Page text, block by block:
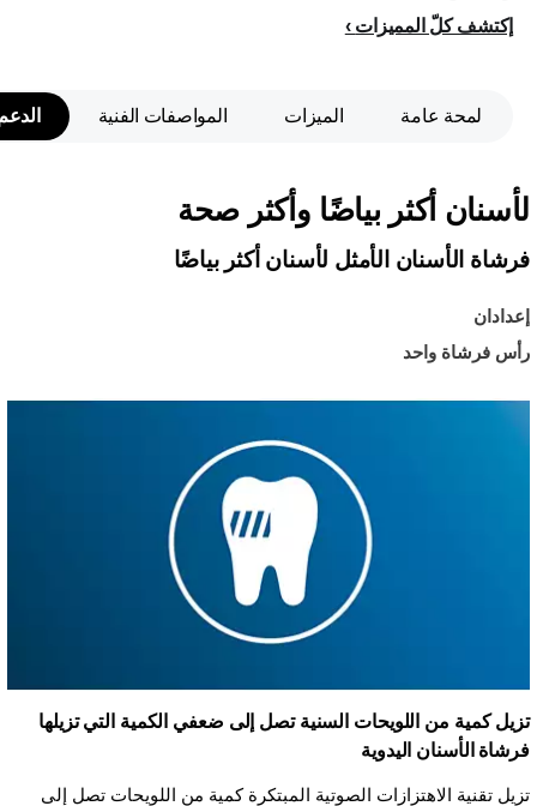
إكتشف كلّ المميزات
لمحة عامة الميزات المواصفات الفنية
لأسنان أكثر بياضًا وأكثر صحة
فرشاة الأسنان الأمثل لأسنان أكثر بياضًا
إعدادان
رأس فرشاة واحد
تزيل كمية من اللويحات السنية تصل إلى ضعفي الكمية التي تزيلها
فرشاة الأسنان اليدوية
تزيل تقنية الاهتزازات الصوتية المبتكرة كمية من اللويحات تصل إلى